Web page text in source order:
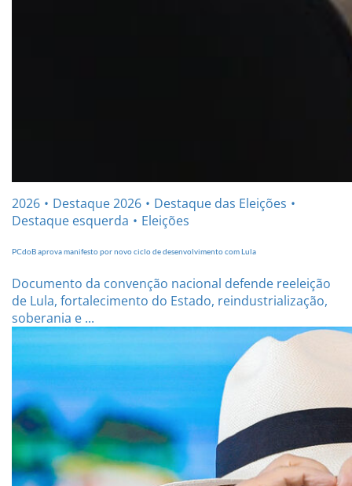
2026 Destaque 2026
Destaque das Eleições
Destaque esquerda
Eleições
PCdoB aprova manifesto por novo ciclo de desenvolvimento com Lula
Documento da convenção nacional defende reeleição
de Lula, fortalecimento do Estado, reindustrialização,
soberania e ...